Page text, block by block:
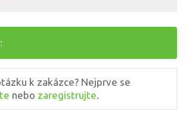
k zakázce? Nejprve se
nebo zaregistrujte.